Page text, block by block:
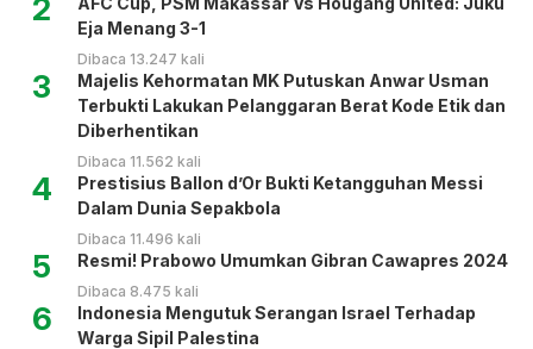
2
Eja Menang 3-1
Dibaca 13.247 kali
3
Majelis Kehormatan MK Putuskan Anwar Usman
Terbukti Lakukan Pelanggaran Berat Kode Etik dan
Diberhentikan
Dibaca 11.562 kali
4
Prestisius Ballon d’Or Bukti Ketangguhan Messi
Dalam Dunia Sepakbola
Dibaca 11.496 kali
5 Resmi! Prabowo Umumkan Gibran Cawapres 2024
Dibaca 8.475 kali
6
Indonesia Mengutuk Serangan Israel Terhadap
Warga Sipil Palestina